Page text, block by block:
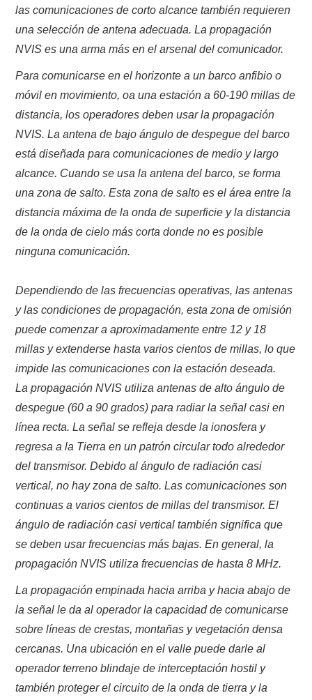
las comunicaciones de corto alcance también requieren
una selección de antena adecuada. La propagación
NVIS es una arma más en el arsenal del comunicador.
Para comunicarse en el horizonte a un barco anfibio o
móvil en movimiento, oa una estación a 60-190 millas de
distancia, los operadores deben usar la propagación
NVIS. La antena de bajo ángulo de despegue del barco
está diseñada para comunicaciones de medio y largo
alcance. Cuando se usa la antena del barco, se forma
una zona de salto. Esta zona de salto es el área entre la
distancia máxima de la onda de superficie y la distancia
de la onda de cielo más corta donde no es posible
ninguna comunicación.
Dependiendo de las frecuencias operativas, las antenas
y las condiciones de propagación, esta zona de omisión
puede comenzar a aproximadamente entre 12 y 18
millas y extenderse hasta varios cientos de millas, lo que
impide las comunicaciones con la estación deseada.
La propagación NVIS utiliza antenas de alto ángulo de
despegue (60 a 90 grados) para radiar la señal casi en
línea recta. La señal se refleja desde la ionosfera y
regresa a la Tierra en un patrón circular todoalrededor
del transmisor. Debido al ángulo de radiación casi
vertical, no hay zona de salto. Las comunicaciones son
continuas a varios cientos de millas del transmisor. El
ángulo de radiación casi vertical también significa que
se deben usar frecuencias más bajas. En general, la
propagación NVIS utiliza frecuencias de hasta 8 MHz.
La propagación empinada hacia arriba y hacia abajo de
la señal le da al operador la capacidad de comunicarse
sobre líneas de crestas, montañas y vegetación densa
cercanas. Una ubicación en el valle puede darle al
operador terrenoblindaje de interceptación hostil y
también proteger el circuito de la onda de tierra y la